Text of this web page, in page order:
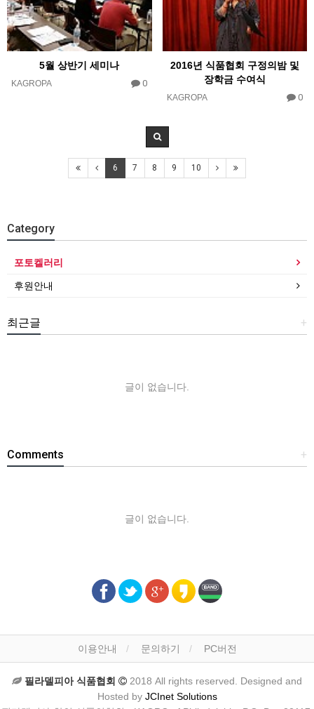
5월 상반기 세미나
KAGROPA 0
2016년 식품협회 구정의밤 및
장학금 수여식
KAGROPA 0
6 7 8 9 10
Category
포토켈러리
후원안내
+
최근글
글이 없습니다.
+
Comments
글이 없습니다.
이용안내 문의하기 PC버전
필라델피아 식품협회
2018 All rights reserved. Designed and
Hosted by JCInet Solutions